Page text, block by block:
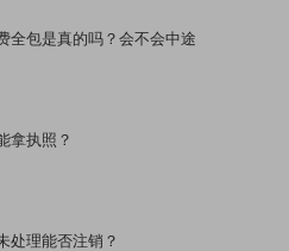
全包是真的吗？会不会中途
拿执照？
处理能否注销？